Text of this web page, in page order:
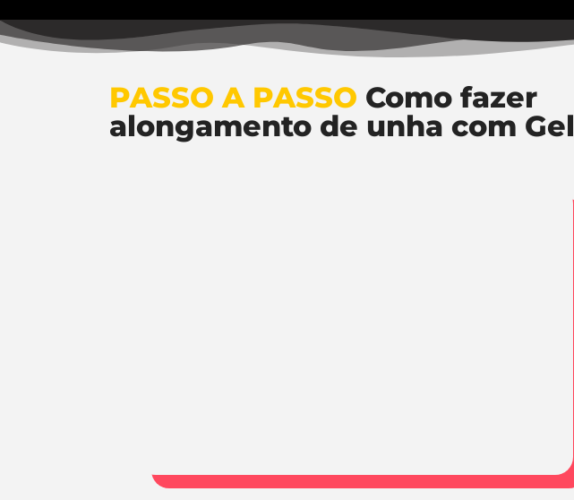
PASSO A PASSO Como fazer
alongamento de unha com Gel